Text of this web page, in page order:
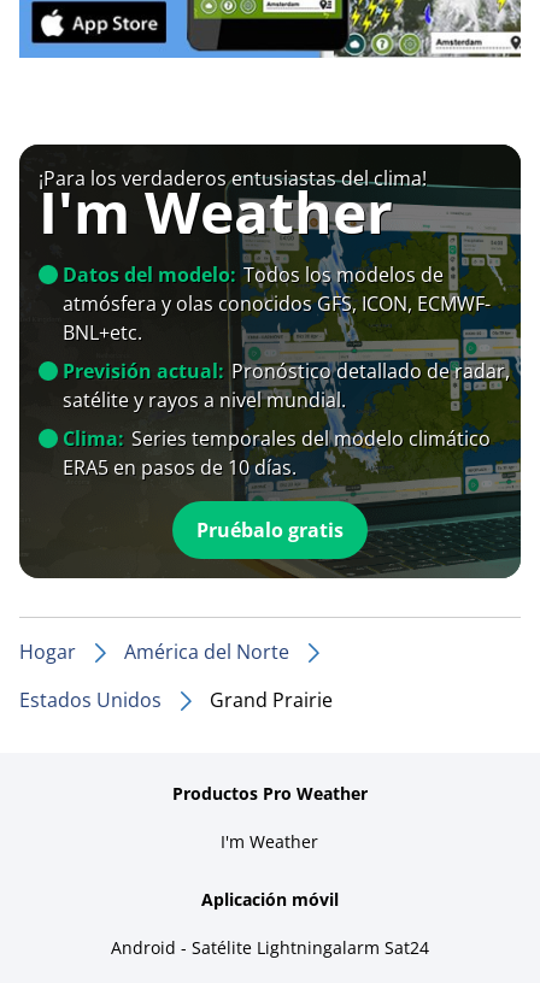
¡Para los verdaderos entusiastas del clima!
I'm Weather
Datos del modelo: Todos los modelos de
atmósfera y olas conocidos GFS, ICON, ECMWF-
BNL+etc.
Previsión actual: Pronóstico detallado de radar,
satélite y rayos a nivel mundial.
Clima: Series temporales del modelo climático
ERA5 en pasos de 10 días.
Pruébalo gratis
Hogar
América del Norte
Estados Unidos
Grand Prairie
Productos Pro Weather
I'm Weather
Aplicación móvil
Android - Satélite Lightningalarm Sat24